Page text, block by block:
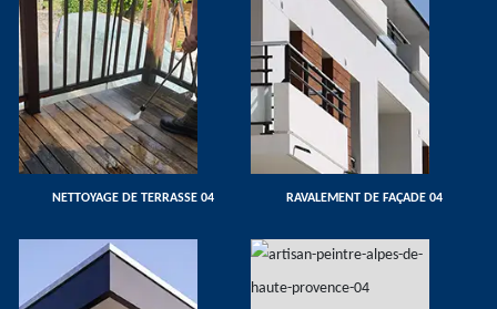
NETTOYAGE DE TERRASSE 04 RAVALEMENT DE FAÇADE 04